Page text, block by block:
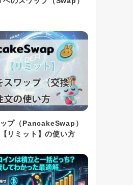
プ（PancakeSwap）
リミット】の使い方